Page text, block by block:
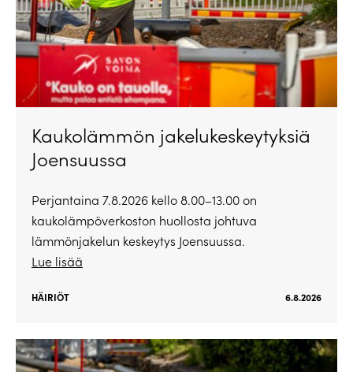
Kaukolämmön jakelukeskeytyksiä
Joensuussa
Perjantaina 7.8.2026 kello 8.00–13.00 on
kaukolämpöverkoston huollosta johtuva
lämmönjakelun keskeytys Joensuussa.
Lue lisää
HÄIRIÖT 6.8.2026